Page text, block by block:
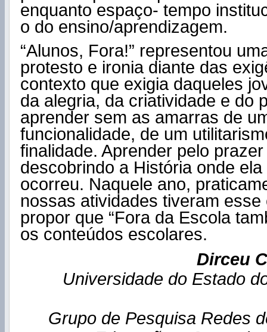
enquanto espaço- tempo
o do ensino/aprendizagem.
“Alunos, Fora!” representou
protesto e ironia diante das
contexto que exigia daqueles
da alegria, da criatividade e do
aprender sem as amarras de
funcionalidade, de um
finalidade. Aprender pelo
descobrindo a História onde
ocorreu. Naquele ano,
nossas atividades tiveram
propor que “Fora da Escola
os conteúdos escolares.
Dirceu
Universidade do Estado
Grupo de Pesquisa Redes